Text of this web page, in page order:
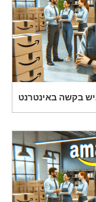
בקשה באינטרנט